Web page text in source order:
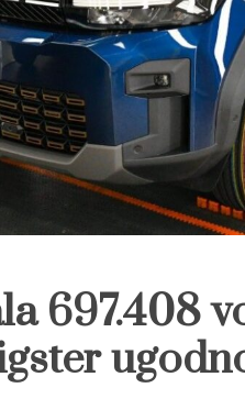
697.408